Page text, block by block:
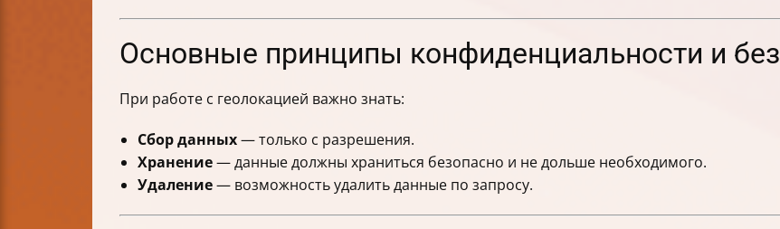
Основные принципы конфиденциальности и
При работе с геолокацией важно знать:
Сбор данных— только с разрешения.
Хранение— данные должны храниться безопасно и не дольше необходимого.
Удаление— возможность удалить данные по запросу.